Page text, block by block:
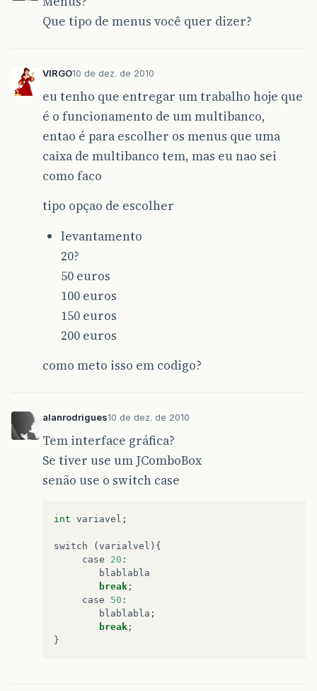
Que tipo de menus você quer dizer?
VIRGO10 de dez. de 2010
eu tenho que entregar um trabalho hoje que
é o funcionamento de um multibanco,
entao é para escolher os menus que uma
caixa de multibanco tem, mas eu nao sei
como faco
tipo opçao de escolher
levantamento
20?
50 euros
100 euros
150 euros
200 euros
como meto isso em codigo?
alanrodrigues10 de dez. de 2010
Tem interface gráfica?
Se tiver use um JComboBox
senão use o switch case
int variavel ;
switch ( varialvel ){
case
20 :
blablabla
break ;
case
50 :
blablabla ;
break ;
}